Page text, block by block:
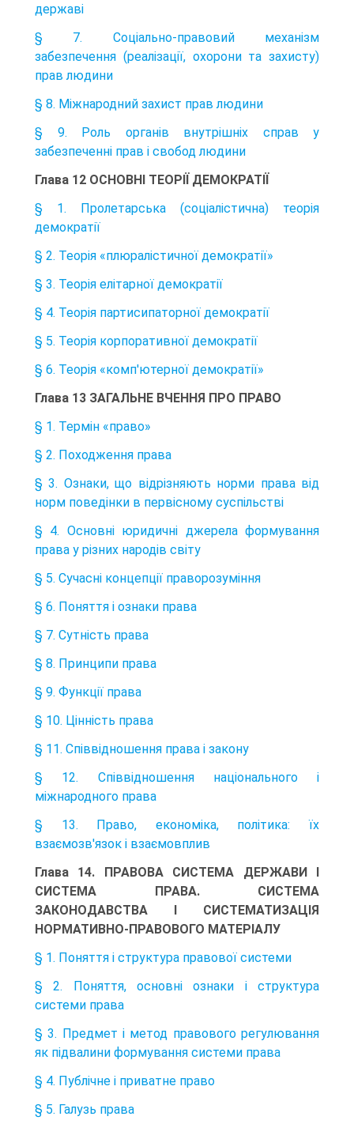
державі
§ 7. Соціально-правовий механізм
забезпечення (реалізації, охорони та захисту)
прав людини
§ 8. Міжнародний захист прав людини
§ 9. Роль органів внутрішніх справ у
забезпеченні прав і свобод людини
Глава 12 ОСНОВНІ ТЕОРІЇ ДЕМОКРАТІЇ
§ 1. Пролетарська (соціалістична) теорія
демократії
§ 2. Теорія «плюралістичної демократії»
§ 3. Теорія елітарної демократії
§ 4. Теорія партисипаторної демократії
§ 5. Теорія корпоративної демократії
§ 6. Теорія «комп'ютерної демократії»
Глава 13 ЗАГАЛЬНЕ ВЧЕННЯ ПРО ПРАВО
§ 1. Термін «право»
§ 2. Походження права
§ 3. Ознаки, що відрізняють норми права від
норм поведінки в первісному суспільстві
§ 4. Основні юридичні джерела формування
права у різних народів світу
§ 5. Сучасні концепції праворозуміння
§ 6. Поняття і ознаки права
§ 7. Сутність права
§ 8. Принципи права
§ 9. Функції права
§ 10. Цінність права
§ 11. Співвідношення права і закону
§ 12. Співвідношення національного і
міжнародного права
§ 13. Право, економіка, політика: їх
взаємозв'язок і взаємовплив
Глава 14. ПРАВОВА СИСТЕМА ДЕРЖАВИ І
СИСТЕМА ПРАВА. СИСТЕМА
ЗАКОНОДАВСТВА І СИСТЕМАТИЗАЦІЯ
НОРМАТИВНО-ПРАВОВОГО МАТЕРІАЛУ
§ 1. Поняття і структура правової системи
§ 2. Поняття, основні ознаки і структура
системи права
§ 3. Предмет і метод правового регулювання
як підвалини формування системи права
§ 4. Публічне і приватне право
§ 5. Галузь права